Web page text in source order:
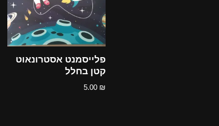
פלייסמנט אסטרונאוט
קטן בחלל
5.00 ₪